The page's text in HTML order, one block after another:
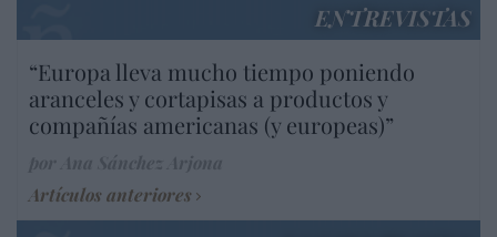
ENTREVISTAS
“Europa lleva mucho tiempo poniendo
aranceles y cortapisas a productos y
compañías americanas (y europeas)”
Artículos anteriores